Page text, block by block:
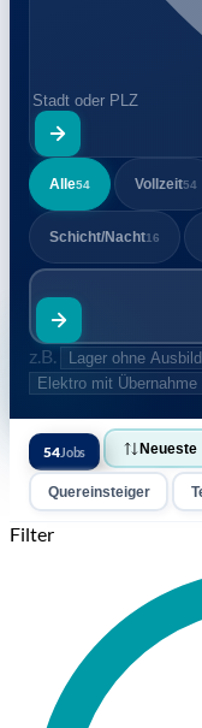
Alle54 Vollzeit54
Schicht/Nacht16
z.B. Lager ohne
Elektro mit Übernahme
54Jobs Neueste
Quereinsteiger
Filter